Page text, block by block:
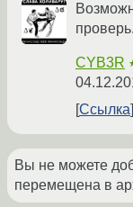
проверь.
CYB3R
Ссылка
Вы не можете
перемещена в